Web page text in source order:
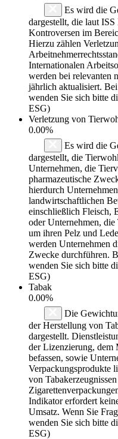
Es wird die
dargestellt, die laut
Kontroversen im
Hierzu zählen
Internationalen
werden bei relevanten
jährlich aktualisiert.
wenden Sie sich bitte
ESG)
Verletzung von
0.00%
Es wird die
dargestellt, die
Unternehmen, die
pharmazeutische
hierdurch
landwirtschaftlichen
einschließlich Fleisch,
oder Unternehmen, die
um ihren Pelz und
werden Unternehmen
Zwecke durchführen.
wenden Sie sich bitte
ESG)
Tabak
0.00%
Die
der Herstellung von
dargestellt.
der Lizenzierung, dem
befassen, sowie
Verpackungsprodukte
von
Indikator erfordert
Umsatz. Wenn Sie
wenden Sie sich bitte
ESG)